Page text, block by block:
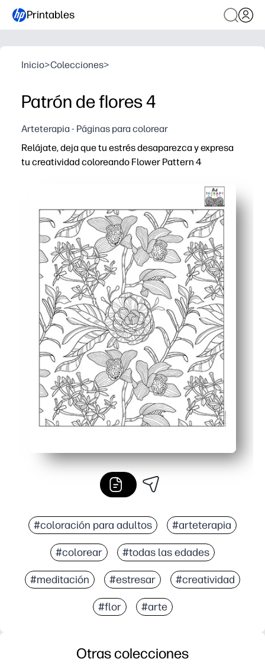
Printables
Inicio>Colecciones>
Patrón de flores 4
Arteterapia - Páginas para colorear
Relájate, deja que tu estrés desaparezca y expresa
tu creatividad coloreando Flower Pattern 4
Imprima y lleve con crayones, lápices de colores o
Los intrincados detalles florales te mantienen
Desarrollas la motricidad fina y la atención plena a
Puedes usarlo para terminar temprano, para recreos
#coloración para adultos #arteterapia
#colorear #todas las edades
#meditación #estresar #creatividad
#flor #arte
Otras colecciones